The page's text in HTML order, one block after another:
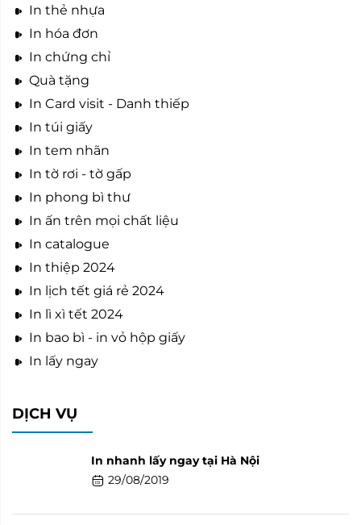
In thẻ nhựa
In hóa đơn
In chứng chỉ
Quà tặng
In Card visit - Danh thiếp
In túi giấy
In tem nhãn
In tờ rơi - tờ gấp
In phong bì thư
In ấn trên mọi chất liệu
In catalogue
In thiệp 2024
In lịch tết giá rẻ 2024
In lì xì tết 2024
In bao bì - in vỏ hộp giấy
In lấy ngay
DỊCH VỤ
In nhanh lấy ngay tại Hà Nội
29/08/2019